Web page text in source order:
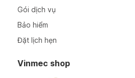
Gói dịch vụ
Bảo hiểm
Đặt lịch hẹn
Vinmec shop